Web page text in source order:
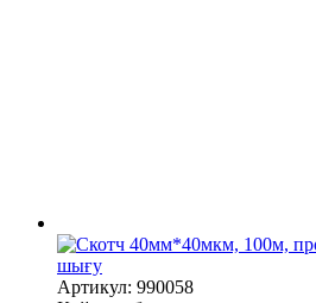
шығу
Артикул: 990058